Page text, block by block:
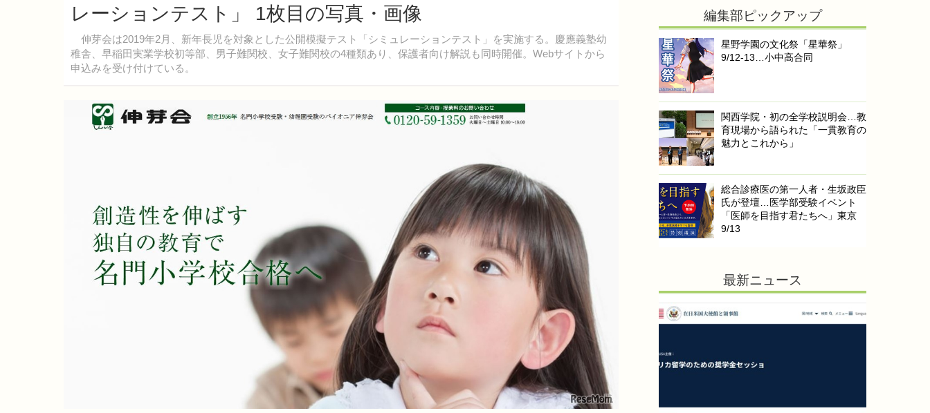
レーションテスト」 1枚目の写真・画像
伸芽会は2019年2月、新年長児を対象とした公開模擬テスト「シミュレーションテスト」を実施する。慶應義塾幼
稚舎、早稲田実業学校初等部、男子難関校、女子難関校の4種類あり、保護者向け解説も同時開催。Webサイトから
申込みを受け付けている。
編集部ピックアップ
星野学園の文化祭「星華祭」
9/12-13…小中高合同
関西学院・初の全学校説明会…教
育現場から語られた「一貫教育の
魅力とこれから」
総合診療医の第一人者・生坂政臣
氏が登壇…医学部受験イベント
「医師を目指す君たちへ」東京
9/13
最新ニュース